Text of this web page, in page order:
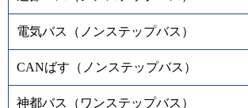
電気バス（ノンステップバス）
CANばす（ノンステップバス）
神都バス（ワンステップバス）